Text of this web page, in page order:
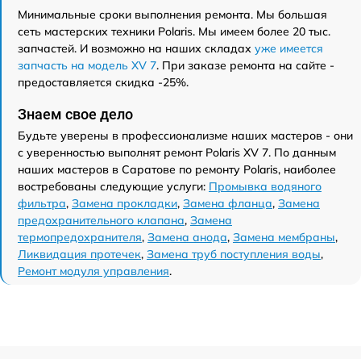
Минимальные сроки выполнения ремонта. Мы большая
сеть мастерских техники Polaris. Мы имеем более 20 тыс.
запчастей. И возможно на наших складах уже имеется
запчасть на модель XV 7. При заказе ремонта на сайте -
предоставляется скидка -25%.
Знаем свое дело
Будьте уверены в профессионализме наших мастеров - они
с уверенностью выполнят ремонт Polaris XV 7. По данным
наших мастеров в Саратове по ремонту Polaris, наиболее
востребованы следующие услуги: Промывка водяного
фильтра, Замена прокладки, Замена фланца, Замена
предохранительного клапана, Замена
термопредохранителя, Замена анода, Замена мембраны,
Ликвидация протечек, Замена труб поступления воды,
Ремонт модуля управления.